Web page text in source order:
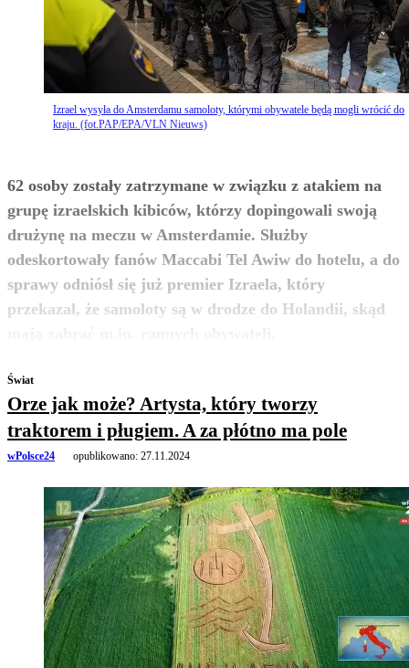
Izrael wysyła do Amsterdamu samoloty, którymi obywatele będą mogli wrócić do
kraju. (fot.PAP/EPA/VLN Nieuws)
62 osoby zostały zatrzymane w związku z atakiem na
grupę izraelskich kibiców, którzy dopingowali swoją
drużynę na meczu w Amsterdamie. Służby
odeskortowały fanów Maccabi Tel Awiw do hotelu, a do
sprawy odniósł się już premier Izraela, który
przekazał, że samoloty są w drodze do Holandii, skąd
zobacz więcej
Świat
Orze jak może? Artysta, który tworzy
traktorem i pługiem. A za płótno ma pole
wPolsce24 opublikowano: 27.11.2024